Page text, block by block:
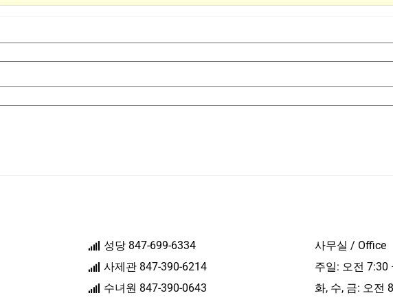
성당 847-699-6334
사제관 847-390-6214
수녀원 847-390-0643
사무실 / Office
주일: 오전 7:30
화, 수, 금: 오전